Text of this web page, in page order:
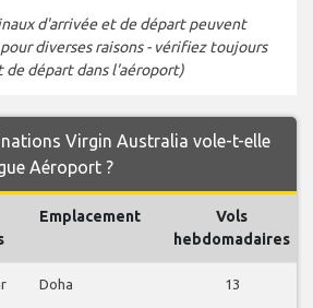
d'arrivée et de départ peuvent
diverses raisons - vérifiez toujours
de départ dans l'aéroport)
Virgin Australia vole-t-elle
Aéroport ?
Emplacement
Vols
hebdomadaires
Doha 13